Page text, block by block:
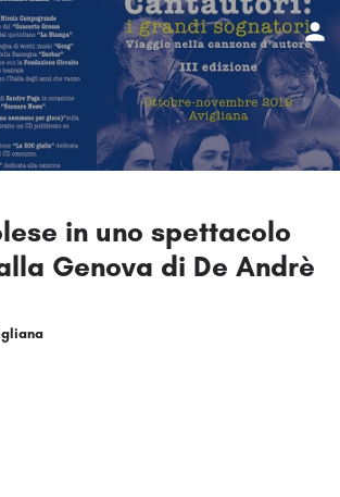
in uno spettacolo
Genova di De Andrè